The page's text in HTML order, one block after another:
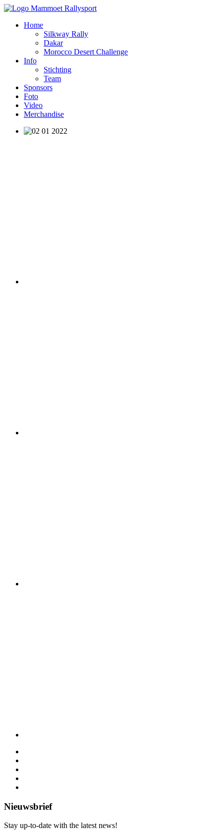
Home
Silkway Rally
Dakar
Morocco Desert Challenge
Info
Stichting
Team
Sponsors
Foto
Video
Merchandise
Nieuwsbrief
Stay up-to-date with the latest news!